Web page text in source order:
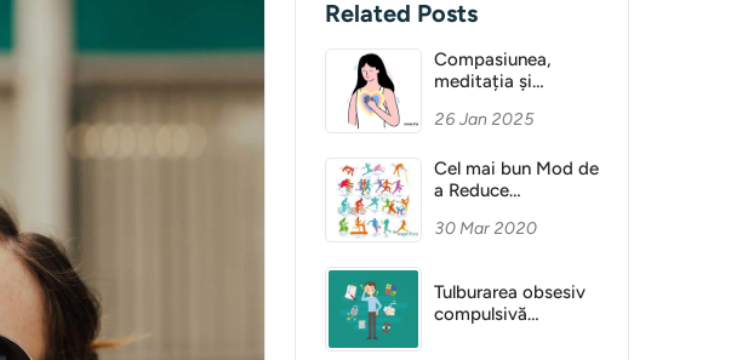
Related Posts
Compasiunea,
meditația și
26 Jan 2025
Cel mai bun Mod de
a Reduce
30 Mar 2020
Tulburarea obsesiv
compulsivă